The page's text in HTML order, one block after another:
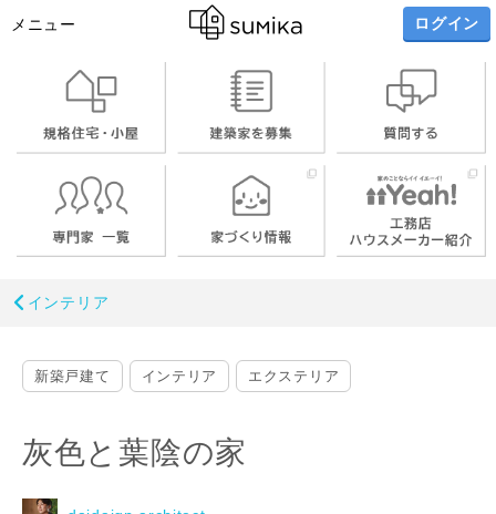
メニュー ログイン
インテリア
新築戸建て インテリア エクステリア
灰色と葉陰の家